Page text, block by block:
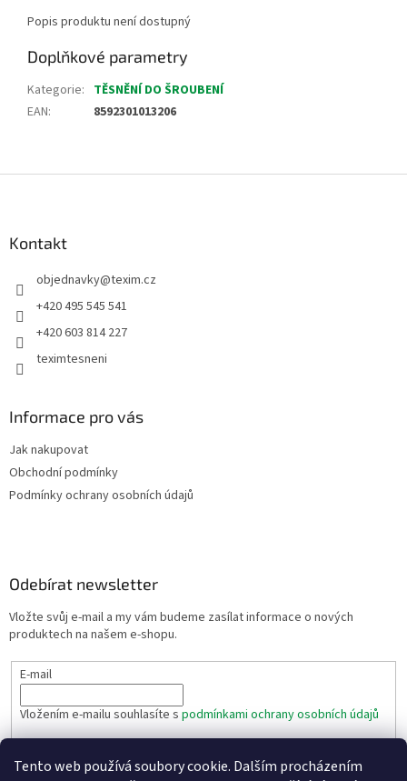
Tento web používá soubory cookie. Dalším procházením
Popis produktu není dostupný
Doplňkové parametry
Kategorie: TĚSNĚNÍ DO ŠROUBENÍ
EAN: 8592301013206
Kontakt
objednavky@texim.cz
+420 495 545 541
+420 603 814 227
teximtesneni
Informace pro vás
Jak nakupovat
Obchodní podmínky
Podmínky ochrany osobních údajů
Odebírat newsletter
Vložte svůj e-mail a my vám budeme zasílat informace o nových
produktech na našem e-shopu.
E-mail
Vložením e-mailu souhlasíte s podmínkami ochrany osobních údajů
PŘIHLÁSIT SE